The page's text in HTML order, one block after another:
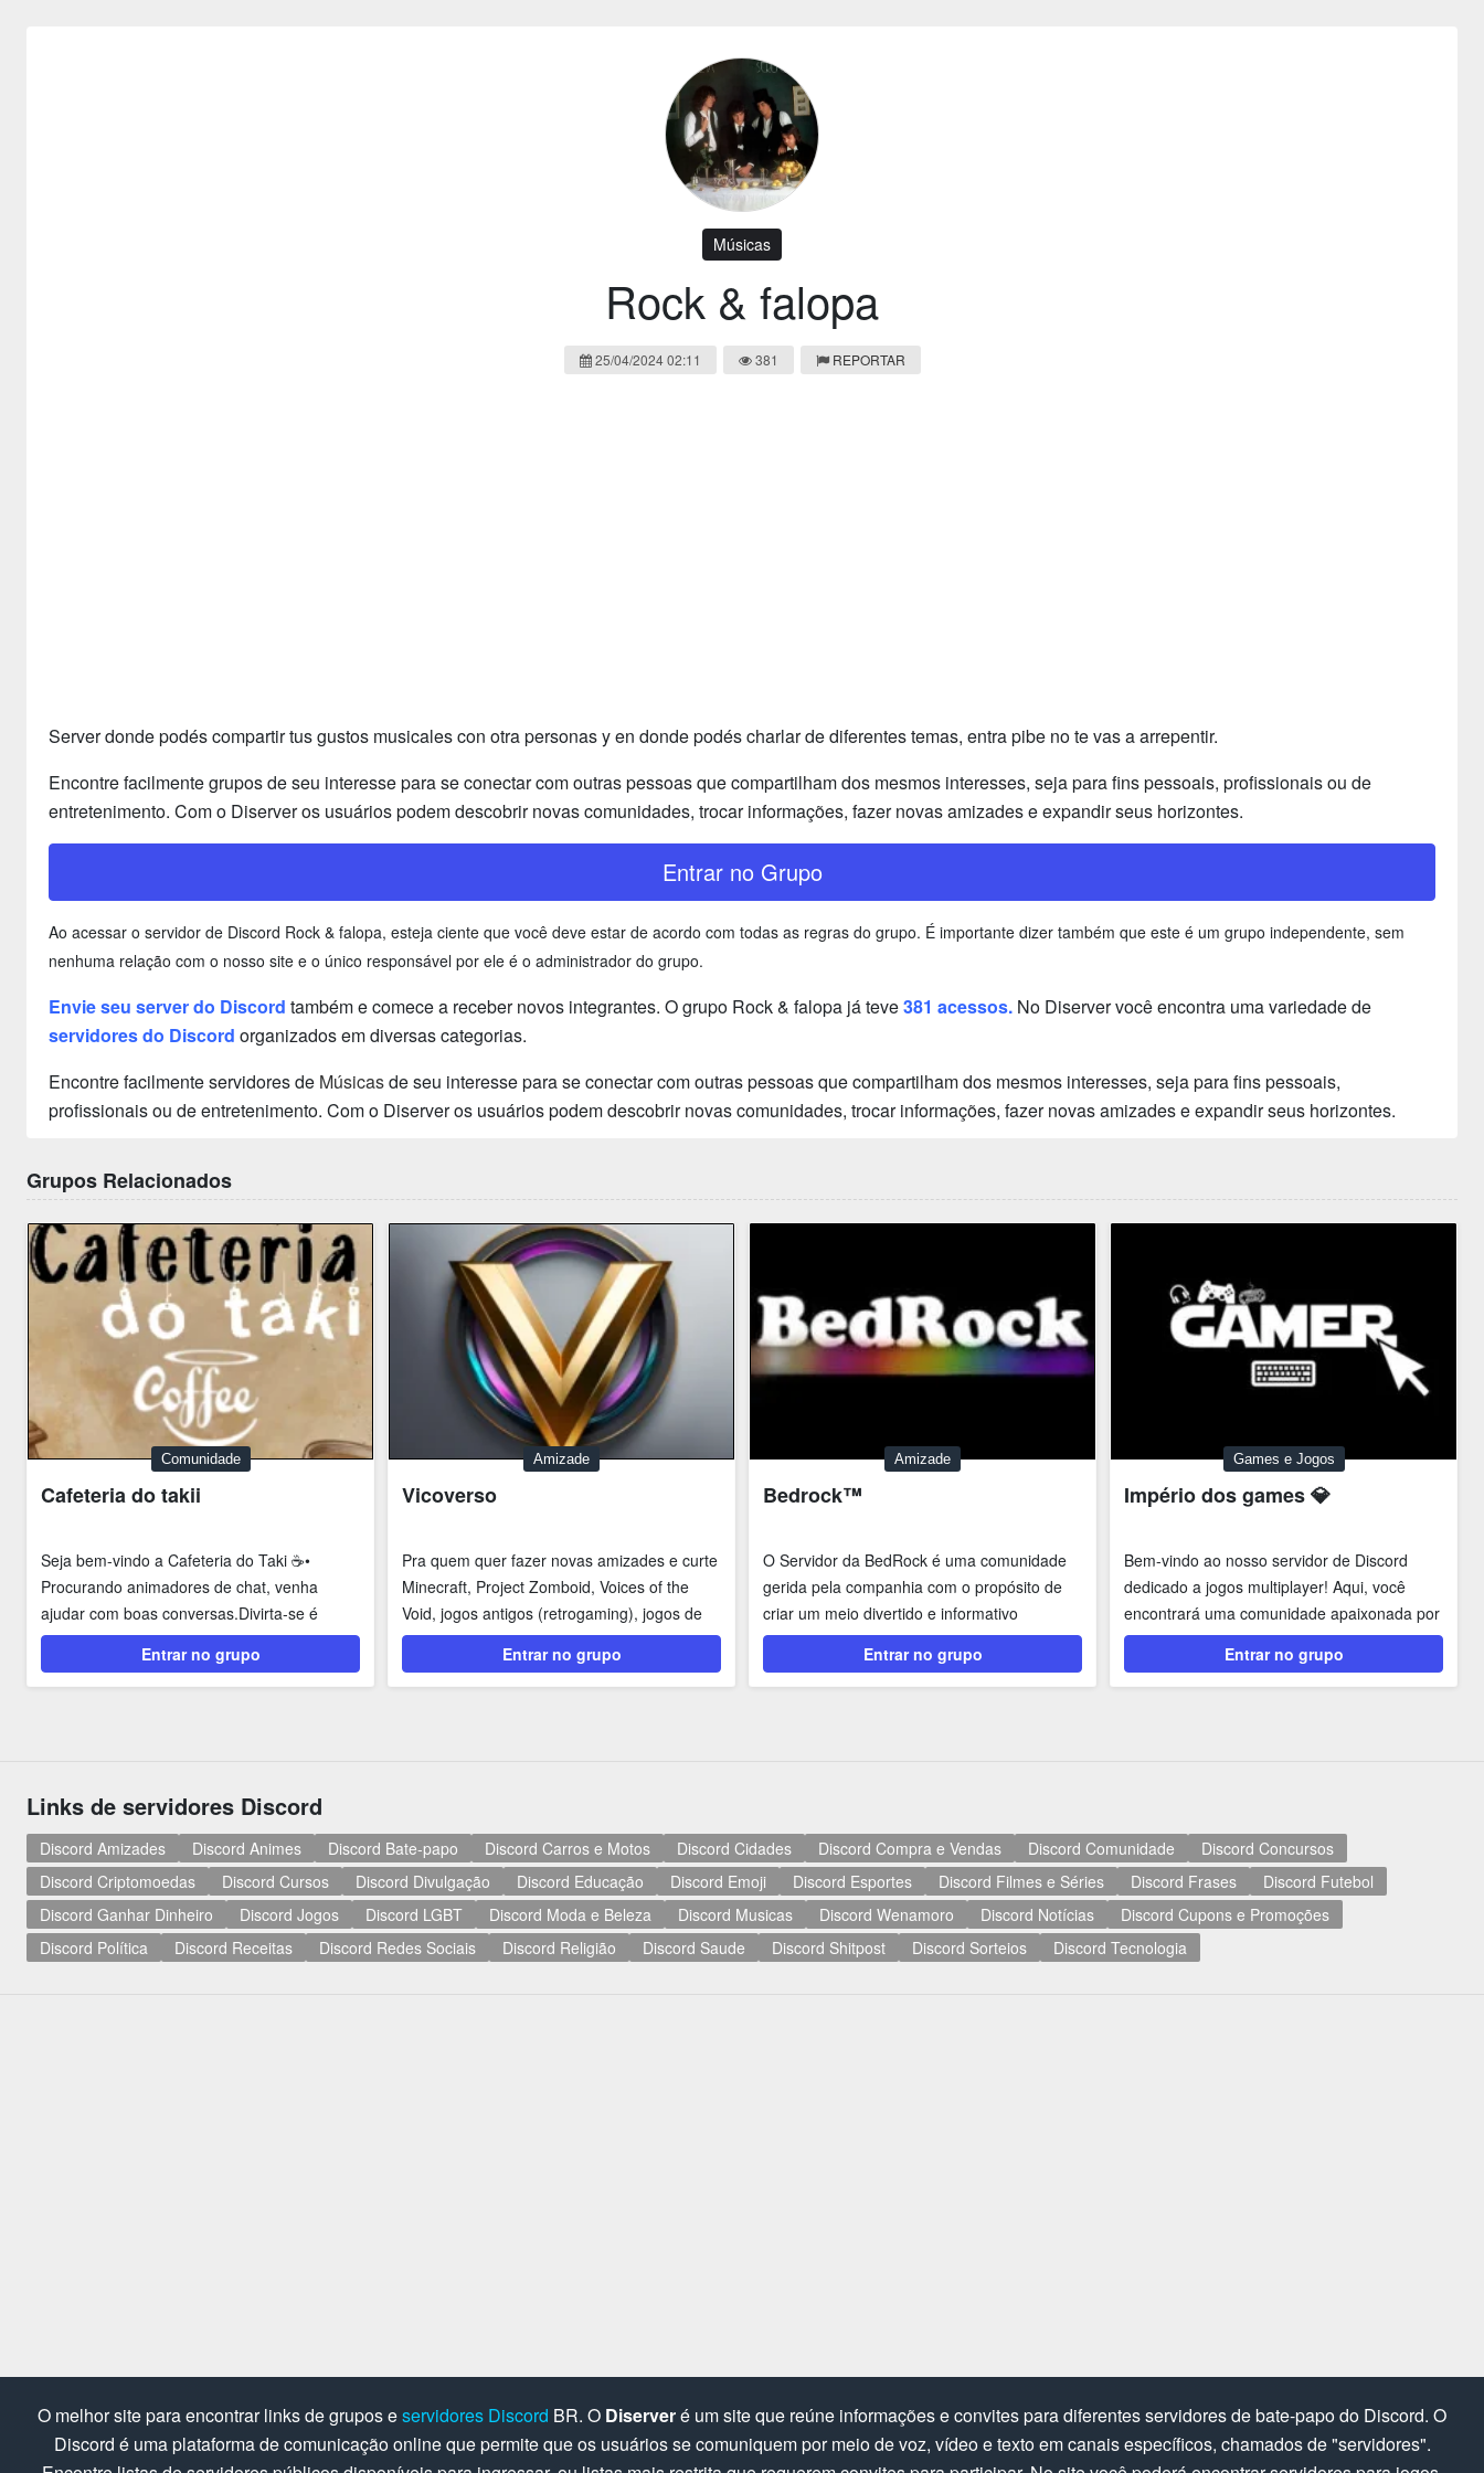
Músicas
Rock & falopa
25/04/2024 02:11 381 REPORTAR
Server donde podés compartir tus gustos musicales con otra personas y en donde podés charlar de diferentes temas, entra pibe no te vas a arrepentir.
Encontre facilmente grupos de seu interesse para se conectar com outras pessoas que compartilham dos mesmos interesses, seja para fins pessoais, profissionais ou de
entretenimento. Com o Diserver os usuários podem descobrir novas comunidades, trocar informações, fazer novas amizades e expandir seus horizontes.
Entrar no Grupo
Ao acessar o servidor de Discord Rock & falopa, esteja ciente que você deve estar de acordo com todas as regras do grupo. É importante dizer também que este é um grupo independente, sem
nenhuma relação com o nosso site e o único responsável por ele é o administrador do grupo.
Envie seu server do Discord também e comece a receber novos integrantes. O grupo Rock & falopa já teve381 acessos. No Diserver você encontra uma variedade de
servidores do Discord organizados em diversas categorias.
Encontre facilmente servidores de Músicasde seu interesse para se conectar com outras pessoas que compartilham dos mesmos interesses, seja para fins pessoais,
profissionais ou de entretenimento. Com o Diserver os usuários podem descobrir novas comunidades, trocar informações, fazer novas amizades e expandir seus horizontes.
Grupos Relacionados
Comunidade
Cafeteria do takii
Seja bem-vindo a Cafeteria do Taki ☕️•
Procurando animadores de chat, venha
ajudar com boas conversas.Divirta-se é
passe seu...
Entrar no grupo
Amizade
Vicoverso
Pra quem quer fazer novas amizades e curte
Minecraft, Project Zomboid, Voices of the
Void, jogos antigos (retrogaming), jogos de
terror,...
Entrar no grupo
Amizade
Bedrock™
O Servidor da BedRock é uma comunidade
gerida pela companhia com o propósito de
criar um meio divertido e informativo
BedRock™
Entrar no grupo
Games e Jogos
Império dos games 💎
Bem-vindo ao nosso servidor de Discord
dedicado a jogos multiplayer! Aqui, você
encontrará uma comunidade apaixonada por
jogos, pronta...
Entrar no grupo
Links de servidores Discord
Discord Amizades Discord Animes Discord Bate-papo Discord Carros e Motos Discord Cidades Discord Compra e Vendas Discord Comunidade
Discord Concursos
Discord Criptomoedas
Discord Cursos Discord Divulgação Discord Educação Discord Emoji Discord Esportes Discord Filmes e Séries Discord Frases
Discord Futebol
Discord Ganhar Dinheiro
Discord Jogos Discord LGBT Discord Moda e Beleza Discord Musicas Discord Wenamoro Discord Notícias
Discord Cupons e Promoções
Discord Política
Discord Receitas Discord Redes Sociais Discord Religião Discord Saude Discord Shitpost Discord Sorteios Discord Tecnologia
O melhor site para encontrar links de grupos eservidores Discord BR. O Diserveré um site que reúne informações e convites para diferentes servidores de bate-papo do Discord. O
Discord é uma plataforma de comunicação online que permite que os usuários se comuniquem por meio de voz, vídeo e texto em canais específicos, chamados de "servidores".